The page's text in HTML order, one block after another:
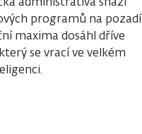
programů na pozadí
maxima dosáhl dříve
se vrací ve velkém